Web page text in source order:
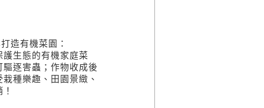
造有機菜園：
生態的有機家庭菜
逐害蟲；作物收成後
種樂趣、田園景緻、